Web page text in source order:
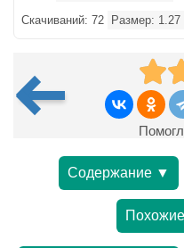
Скачиваний: 72 Размер: 1.27
Содержание ▼